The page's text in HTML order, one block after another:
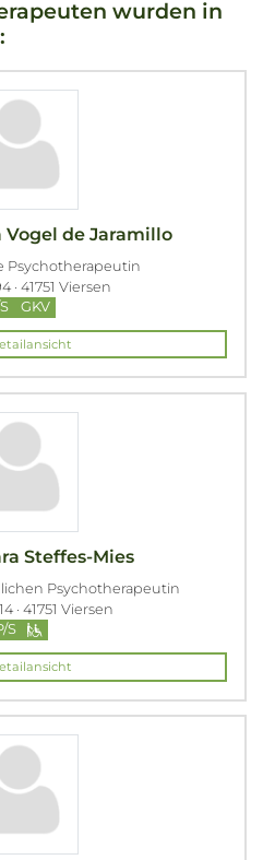
wurden in
Vogel de Jaramillo
Psychotherapeutin
· 41751 Viersen
GKV
Steffes-Mies
Psychotherapeutin
· 41751 Viersen
S